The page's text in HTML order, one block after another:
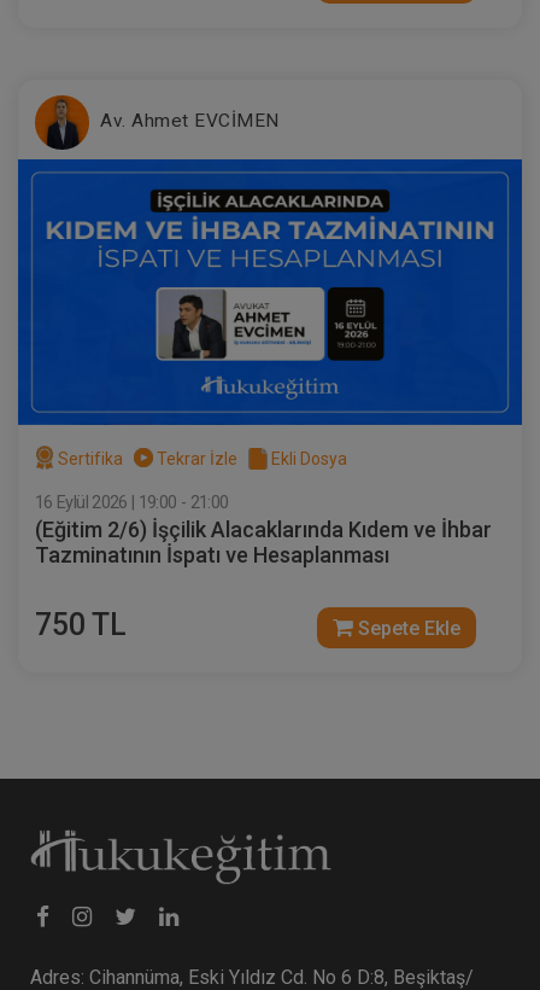
Av. Ahmet EVCİMEN
Sertifika Tekrar İzle Ekli Dosya
16 Eylül 2026 | 19:00 - 21:00
(Eğitim 2/6) İşçilik Alacaklarında Kıdem ve İhbar
Tazminatının İspatı ve Hesaplanması
750 TL Sepete Ekle
Adres: Cihannüma, Eski Yıldız Cd. No 6 D:8, Beşiktaş/